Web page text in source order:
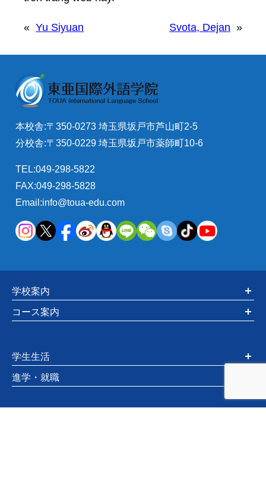
« Yu Siyuan Svota, Dejan »
本校舎:〒350-0273 埼玉県坂戸市芦山町2-5
分校舎:〒350-0229 埼玉県坂戸市薬師町10-6
TEL:049-298-5822
FAX:049-298-5828
Email:info@toua-edu.com
学校案内
コース案内
学生生活
進学・就職